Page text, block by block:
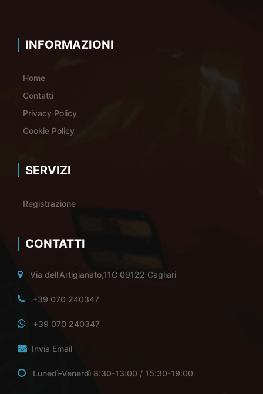
INFORMAZIONI
Home
Contatti
Privacy Policy
Cookie Policy
SERVIZI
Registrazione
CONTATTI
Via dell'Artigianato,11C 09122 Cagliari
+39 070 240347
+39 070 240347
Invia Email
Lunedì-Venerdì 8:30-13:00 / 15:30-19:00